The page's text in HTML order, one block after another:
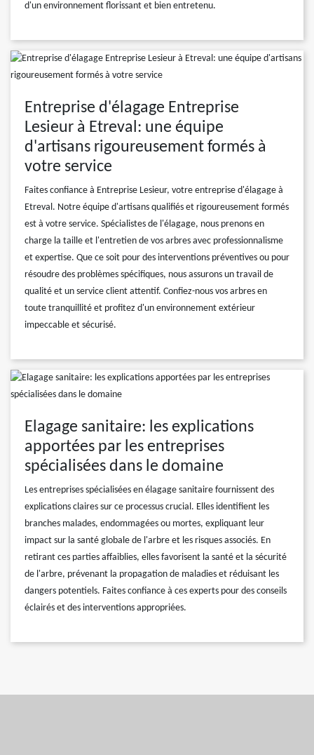
d'un environnement florissant et bien entretenu.
Entreprise d'élagage Entreprise
Lesieur à Etreval: une équipe
d'artisans rigoureusement formés à
votre service
Faites confiance à Entreprise Lesieur, votre entreprise d'élagage à
Etreval. Notre équipe d'artisans qualifiés et rigoureusement formés
est à votre service. Spécialistes de l'élagage, nous prenons en
charge la taille et l'entretien de vos arbres avec professionnalisme
et expertise. Que ce soit pour des interventions préventives ou pour
résoudre des problèmes spécifiques, nous assurons un travail de
qualité et un service client attentif. Confiez-nous vos arbres en
toute tranquillité et profitez d'un environnement extérieur
impeccable et sécurisé.
Elagage sanitaire: les explications
apportées par les entreprises
spécialisées dans le domaine
Les entreprises spécialisées en élagage sanitaire fournissent des
explications claires sur ce processus crucial. Elles identifient les
branches malades, endommagées ou mortes, expliquant leur
impact sur la santé globale de l'arbre et les risques associés. En
retirant ces parties affaiblies, elles favorisent la santé et la sécurité
de l'arbre, prévenant la propagation de maladies et réduisant les
dangers potentiels. Faites confiance à ces experts pour des conseils
éclairés et des interventions appropriées.